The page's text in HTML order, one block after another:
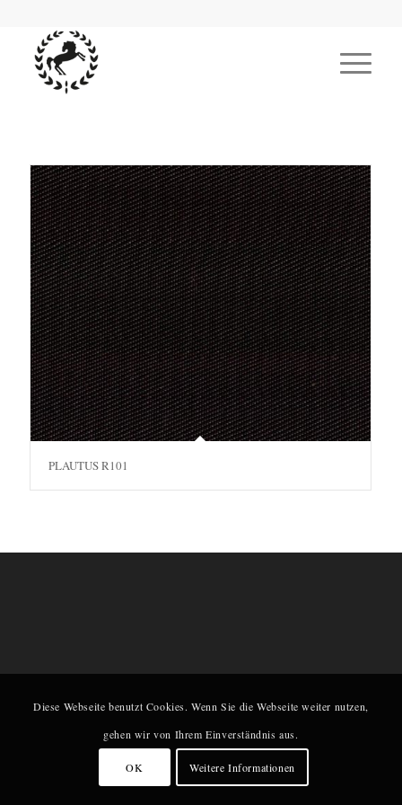
PLAUTUS R101
Diese Webseite benutzt Cookies. Wenn Sie die Webseite weiter nutzen,
gehen wir von Ihrem Einverständnis aus.
OK Weitere Informationen